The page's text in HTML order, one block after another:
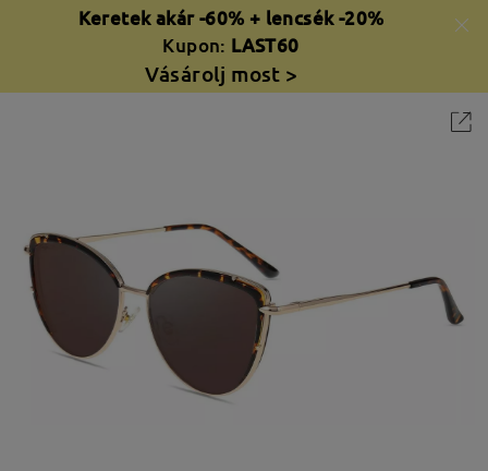
Keretek akár -60% + lencsék -20%
Kupon: LAST60
Vásárolj most >